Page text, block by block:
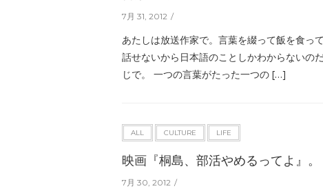
7月 31, 2012
あたしは放送作家で。言葉を綴って飯を食っ
話せないから日本語のことしかわからないの
じで。 一つの言葉がたった一つの […]
ALL CULTURE LIFE
映画『桐島、部活やめるってよ』。
7月 30, 2012